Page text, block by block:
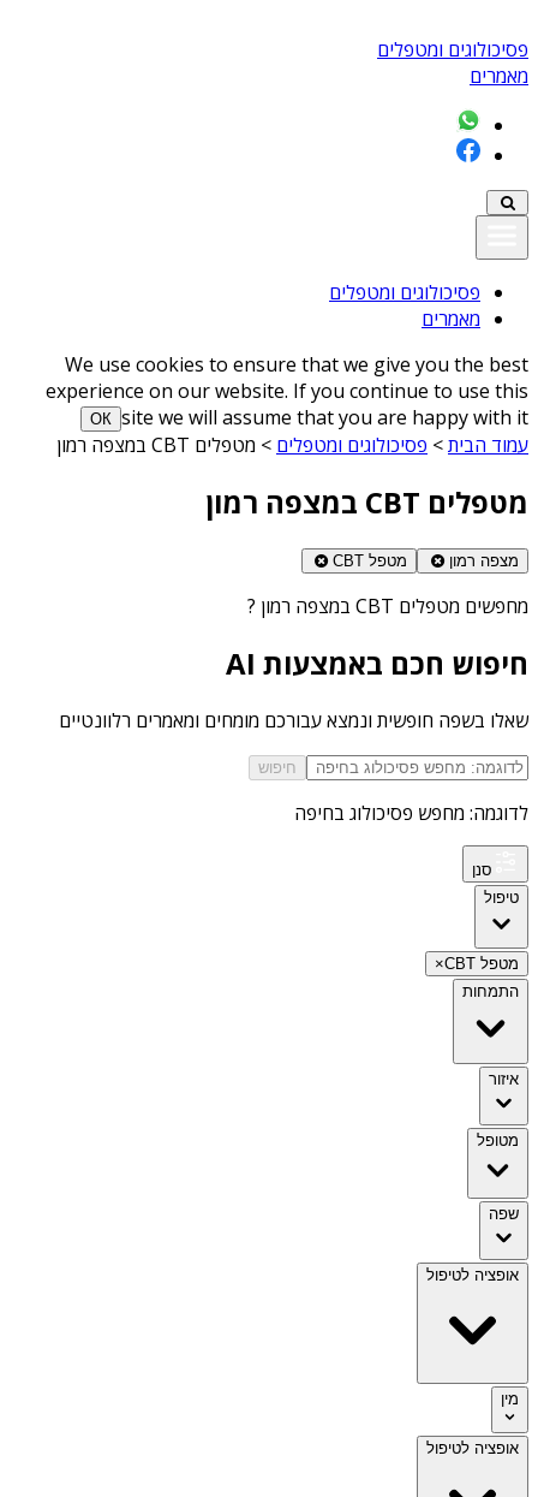
פסיכולוגים ומטפלים
מאמרים
פסיכולוגים ומטפלים
מאמרים
We use cookies to ensure that we give you the best
experience on our website. If you continue to use this
site we will assume that you are happy with it
ОК
עמוד הבית> פסיכולוגים ומטפלים > מטפלים CBT במצפה רמון
מטפלים CBT במצפה רמון
מצפה רמון מטפל CBT
מחפשים מטפלים CBT במצפה רמון ?
חיפוש חכם באמצעות AI
שאלו בשפה חופשית ונמצא עבורכם מומחים ומאמרים רלוונטיים
חיפוש
לדוגמה: מחפש פסיכולוג בחיפה
סנן
טיפול
מטפל CBT
×
התמחות
איזור
מטופל
שפה
אופציה לטיפול
מין
אופציה לטיפול